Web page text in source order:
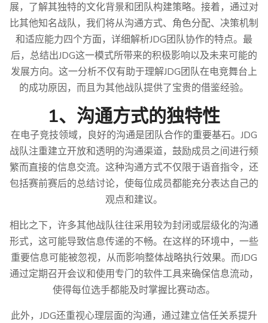
展，了解其独特的文化背景和团队构建策略。接着，通过对
比其他知名战队，我们将从沟通方式、角色分配、决策机制
和适应能力四个方面，详细解析JDG团队协作的特点。最
后，总结出JDG这一模式所带来的积极影响以及未来可能的
发展方向。这一分析不仅有助于理解JDG团队在电竞舞台上
的成功原因，而且为其他战队提供了宝贵的借鉴经验。
1、沟通方式的独特性
在电子竞技领域，良好的沟通是团队合作的重要基石。JDG
战队注重建立开放和透明的沟通渠道，鼓励成员之间进行频
繁而直接的信息交流。这种沟通方式不仅限于语音指令，还
包括赛前赛后的总结讨论，使每位成员都能充分表达自己的
观点和建议。
相比之下，许多其他战队往往采用较为封闭或层级化的沟通
形式，这可能导致信息传递的不畅。在这样的环境中，一些
重要信息可能被忽视，从而影响整体战略执行效果。而JDG
通过定期召开会议和使用专门的软件工具来确保信息流动，
使得每位选手都能及时掌握比赛动态。
此外，JDG还重视心理层面的沟通，通过建立信任关系提升